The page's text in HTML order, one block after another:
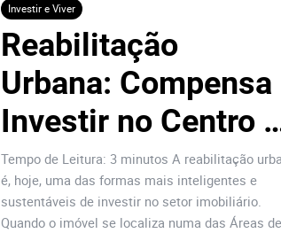
Investir e Viver
Reabilitação
Urbana: Compensa
Investir no Centro
do Porto?
Tempo de Leitura: 3 minutos A reabilitação
é, hoje, uma das formas mais inteligentes e
sustentáveis de investir no setor imobiliário.
Quando o imóvel se localiza numa das Áreas de